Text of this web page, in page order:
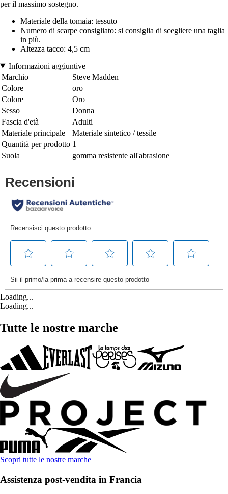
per il massimo sostegno.
Materiale della tomaia: tessuto
Numero di scarpe consigliato: si consiglia di scegliere una taglia
in più.
Altezza tacco: 4,5 cm
Informazioni aggiuntive
Marchio
Steve Madden
Colore
oro
Colore
Oro
Sesso
Donna
Fascia d'età
Adulti
Materiale principale
Materiale sintetico / tessile
Quantità per prodotto 1
Suola
gomma resistente all'abrasione
Loading...
Loading...
Tutte le nostre marche
Scopri tutte le nostre marche
Assistenza post-vendita in Francia